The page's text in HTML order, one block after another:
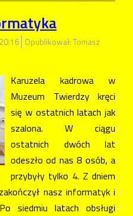
Opublikował: Tomasz
Karuzela kadrowa w
Muzeum Twierdzy kręci
się w ostatnich latach jak
szalona. W ciągu
ostatnich dwóch lat
odeszło od nas 8 osób, a
przybyły tylko 4. Z dniem
nasz informatyk i
siedmiu latach obsługi